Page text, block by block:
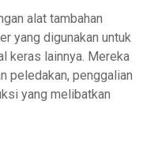
alat tambahan
yang digunakan untuk
keras lainnya. Mereka
peledakan, penggalian
yang melibatkan